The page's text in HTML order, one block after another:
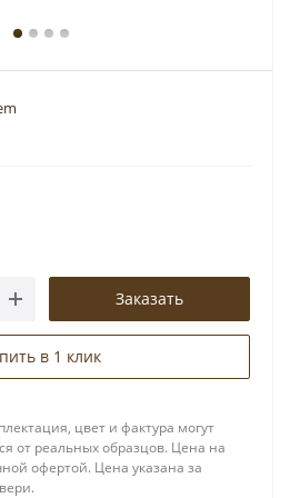
Заказать
в 1 клик
цвет и фактура могут
от реальных образцов. Цена на
офертой. Цена указана за